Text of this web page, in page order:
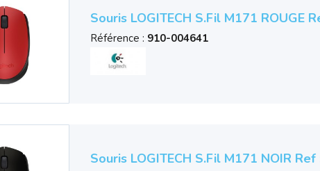
Souris LOGITECH S.fil M171 ROUGE
Référence : 910-004641
Souris LOGITECH S.fil M171 NOIR